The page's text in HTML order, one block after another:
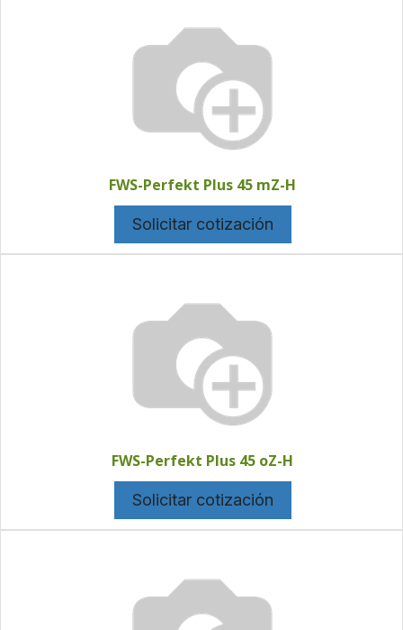
FWS-Perfekt Plus 45 mZ-H
Solicitar cotización
FWS-Perfekt Plus 45 oZ-H
Solicitar cotización